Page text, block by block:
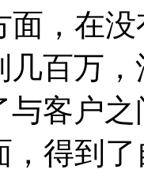
，在没
几百万
与客户
得到了